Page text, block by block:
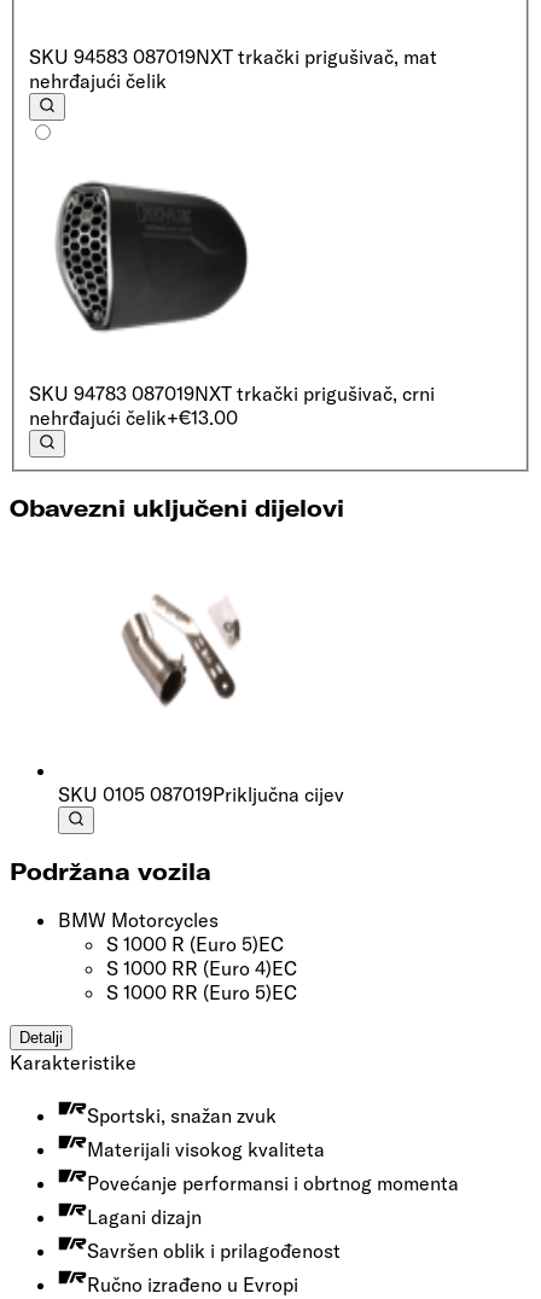
SKU 94583 087019NXT trkački prigušivač, mat
nehrđajući čelik
SKU 94783 087019NXT trkački prigušivač, crni
nehrđajući čelik+€13.00
Obavezni uključeni dijelovi
SKU 0105 087019Priključna cijev
Podržana vozila
BMW Motorcycles
S 1000 R (Euro 5)EC
S 1000 RR (Euro 4)EC
S 1000 RR (Euro 5)EC
Detalji
Karakteristike
Sportski, snažan zvuk
Materijali visokog kvaliteta
Povećanje performansi i obrtnog momenta
Lagani dizajn
Savršen oblik i prilagođenost
Ručno izrađeno u Evropi